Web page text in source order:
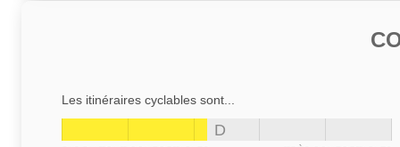
Les itinéraires cyclables sont...
D